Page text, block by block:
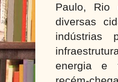
Paulo, Rio
diversas
indústrias
energia e